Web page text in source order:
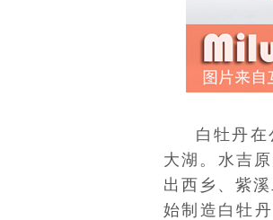
白牡丹在
大湖。水吉
出西乡 、紫
始制造白牡